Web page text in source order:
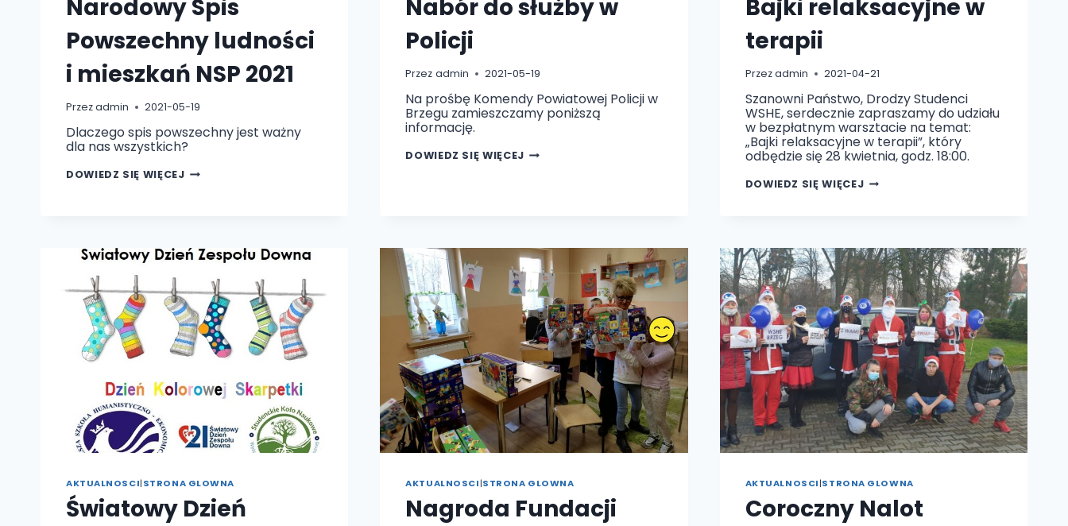
Narodowy Spis
Powszechny ludności
i mieszkań NSP 2021
Przezadmin 2021-05-19
Dlaczego spis powszechny jest ważny
dla nas wszystkich?
DOWIEDZ SIĘ WIĘCEJNARODOWY
2021
Nabór do służby w
Policji
Przez admin 2021-05-19
Na prośbę Komendy Powiatowej Policji w
Brzegu zamieszczamy poniższą
informację.
DOWIEDZ SIĘ WIĘCEJNABÓR
Bajki relaksacyjne w
terapii
Przezadmin 2021-04-21
Szanowni Państwo, Drodzy Studenci
WSHE, serdecznie zapraszamy do udziału
w bezpłatnym warsztacie na temat:
„Bajki relaksacyjne w terapii”, który
odbędzie się 28 kwietnia, godz. 18:00.
DOWIEDZ SIĘ WIĘCEJBAJKI
AKTUALNOSCI|STRONA GLOWNA
Światowy Dzień
AKTUALNOSCI|STRONA GLOWNA
Nagroda Fundacji
AKTUALNOSCI|STRONA GLOWNA
Coroczny Nalot